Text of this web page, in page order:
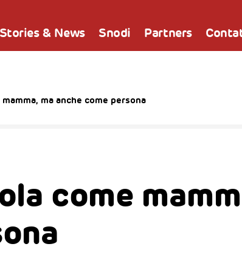
Stories & News Snodi Partners
ma anche come persona
come